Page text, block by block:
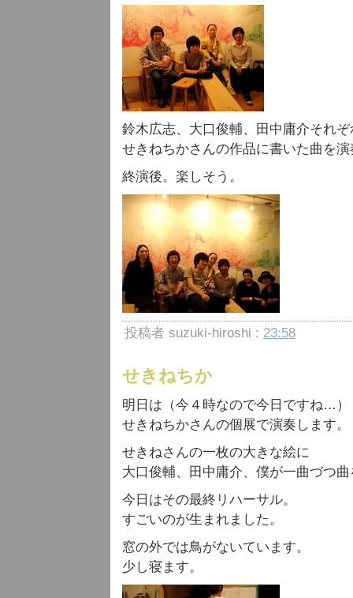
鈴木広志、大口俊輔、田中庸介それぞ
せきねちかさんの作品に書いた曲を演
終演後。楽しそう。
投稿者 suzuki-hiroshi : 23:58
せきねちか
明日は（今４時なので今日ですね…）
せきねちかさんの個展で演奏します。
せきねさんの一枚の大きな絵に
大口俊輔、田中庸介、僕が一曲づつ
今日はその最終リハーサル。
すごいのが生まれました。
窓の外では鳥がないています。
少し寝ます。